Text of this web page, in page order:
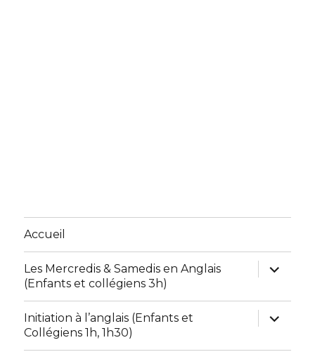
Accueil
Les Mercredis & Samedis en Anglais
(Enfants et collégiens 3h)
ouvrir
le
menu
Initiation à l’anglais (Enfants et
Collégiens 1h, 1h30)
ouvrir
le
menu